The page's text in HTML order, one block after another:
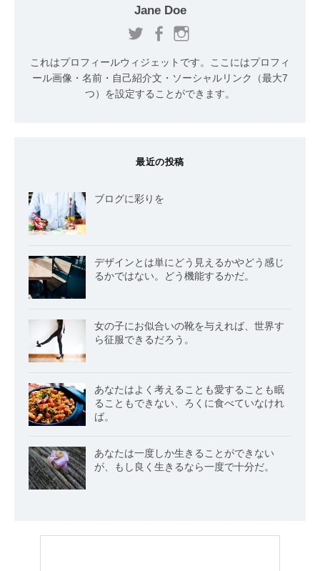
Jane Doe
これはプロフィールウィジェットです。ここにはプロフィ
ール画像・名前・自己紹介文・ソーシャルリンク（最大7
つ）を設定することができます。
最近の投稿
ブログに彩りを
デザインとは単にどう見えるかやどう感じ
るかではない。どう機能するかだ。
女の子にお似合いの靴を与えれば、世界す
ら征服できるだろう。
あなたはよく考えることも愛することも眠
ることもできない、ろくに食べていなけれ
ば。
あなたは一度しか生きることができない
が、もし良く生きるなら一度で十分だ。